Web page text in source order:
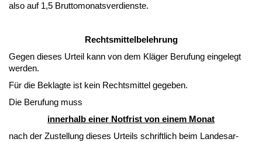
al­so auf 1,5 Brut­to­mo­nats­ver­diens­te.
Rechts­mit­tel­be­leh­rung
Ge­gen die­ses Ur­teil kann von dem Kläger Be­ru­fung ein­ge­legt
wer­den.
Für die Be­klag­te ist kein Rechts­mit­tel ge­ge­ben.
Die Be­ru­fung muss
in­ner­halb ei­ner Not­frist von ei­nem Mo­nat
nach der Zu­stel­lung die­ses Ur­teils schrift­lich beim Lan­des­ar­